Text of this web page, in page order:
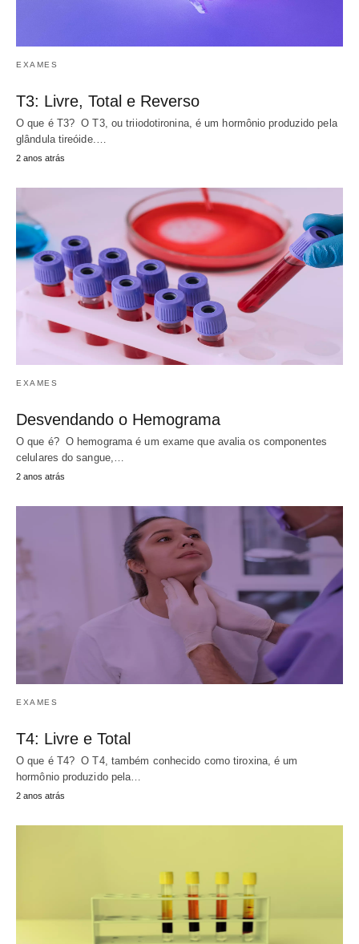
EXAMES
T3: Livre, Total e Reverso
O que é T3? O T3, ou triiodotironina, é um hormônio produzido pela
glândula tireóide.…
2 anos atrás
EXAMES
Desvendando o Hemograma
O que é? O hemograma é um exame que avalia os componentes
celulares do sangue,…
2 anos atrás
EXAMES
T4: Livre e Total
O que é T4? O T4, também conhecido como tiroxina, é um
hormônio produzido pela…
2 anos atrás